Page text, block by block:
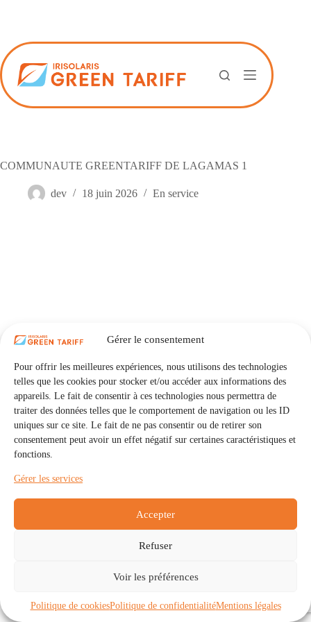
Gérer le consentement
Pour offrir les meilleures expériences, nous utilisons des technologies
telles que les cookies pour stocker et/ou accéder aux informations des
appareils. Le fait de consentir à ces technologies nous permettra de
traiter des données telles que le comportement de navigation ou les ID
uniques sur ce site. Le fait de ne pas consentir ou de retirer son
consentement peut avoir un effet négatif sur certaines caractéristiques et
fonctions.
Gérer les services
Accepter
Refuser
Voir les préférences
Politique de cookiesPolitique de confidentialitéMentions légales
COMMUNAUTE GREENTARIFF DE LAGAMAS 1
dev 18 juin 2026 En service
Communautés
À propos
Politique de cookies (UE)